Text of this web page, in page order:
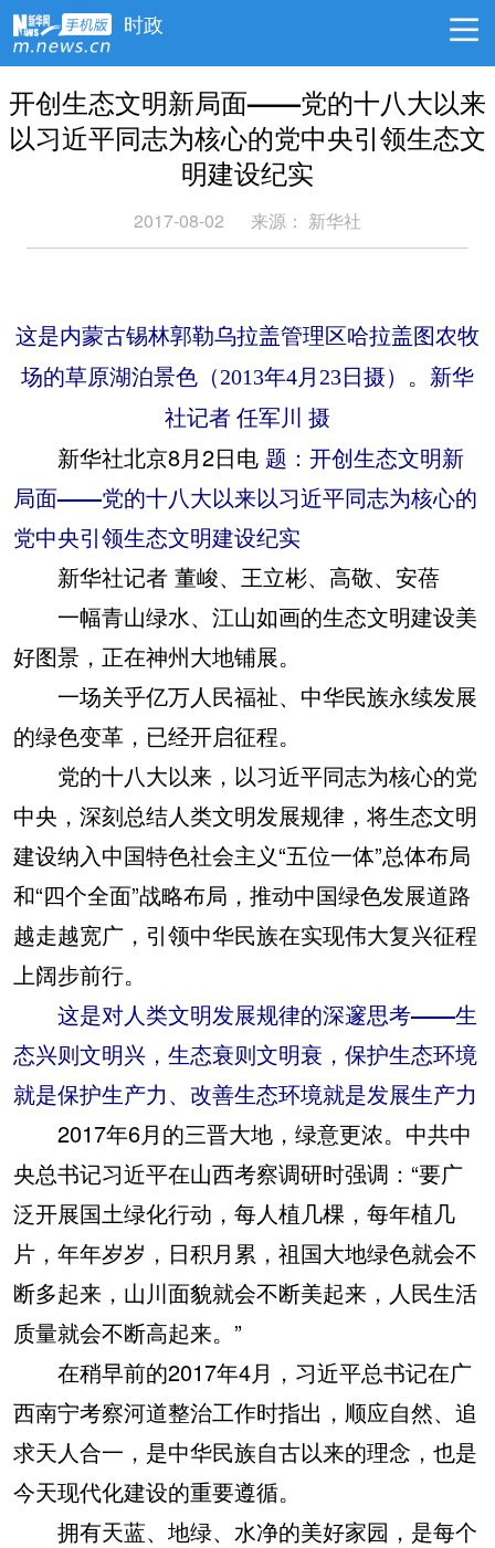
时政
开创生态文明新局面——党的十八大以来
以习近平同志为核心的党中央引领生态文
明建设纪实
2017-08-02 来源： 新华社
这是内蒙古锡林郭勒乌拉盖管理区哈拉盖图农牧
场的草原湖泊景色（2013年4月23日摄）。新华
社记者 任军川 摄
新华社北京8月2日电 题：开创生态文明新
局面——党的十八大以来以习近平同志为核心的
党中央引领生态文明建设纪实
新华社记者 董峻、王立彬、高敬、安蓓
一幅青山绿水、江山如画的生态文明建设美
好图景，正在神州大地铺展。
一场关乎亿万人民福祉、中华民族永续发展
的绿色变革，已经开启征程。
党的十八大以来，以习近平同志为核心的党
中央，深刻总结人类文明发展规律，将生态文明
建设纳入中国特色社会主义“五位一体”总体布局
和“四个全面”战略布局，推动中国绿色发展道路
越走越宽广，引领中华民族在实现伟大复兴征程
上阔步前行。
这是对人类文明发展规律的深邃思考——生
态兴则文明兴，生态衰则文明衰，保护生态环境
就是保护生产力、改善生态环境就是发展生产力
2017年6月的三晋大地，绿意更浓。中共中
央总书记习近平在山西考察调研时强调：“要广
泛开展国土绿化行动，每人植几棵，每年植几
片，年年岁岁，日积月累，祖国大地绿色就会不
断多起来，山川面貌就会不断美起来，人民生活
质量就会不断高起来。”
在稍早前的2017年4月，习近平总书记在广
西南宁考察河道整治工作时指出，顺应自然、追
求天人合一，是中华民族自古以来的理念，也是
今天现代化建设的重要遵循。
拥有天蓝、地绿、水净的美好家园，是每个